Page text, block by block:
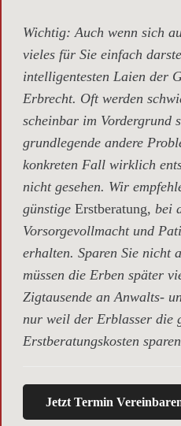
Wichtig: Auch wenn sich
vieles für Sie einfach
intelligentesten Laien der
Erbrecht. Oft werden
scheinbar im Vordergrund
grundlegende andere
konkreten Fall wirklich
nicht gesehen. Wir
günstige Erstberatung, bei
Vorsorgevollmacht und
erhalten. Sparen Sie nicht
müssen die Erben später
Zigtausende an Anwalts-
nur weil der Erblasser die
Erstberatungskosten
Jetzt Termin